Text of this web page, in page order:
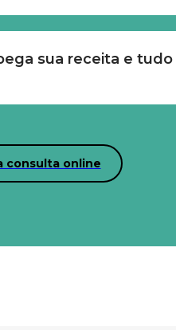
sua receita e
consulta online